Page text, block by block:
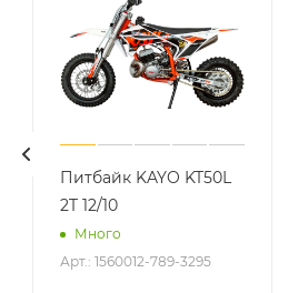
Питбайк KAYO KT50L
2T 12/10
Много
Арт.: 1560012-789-3295